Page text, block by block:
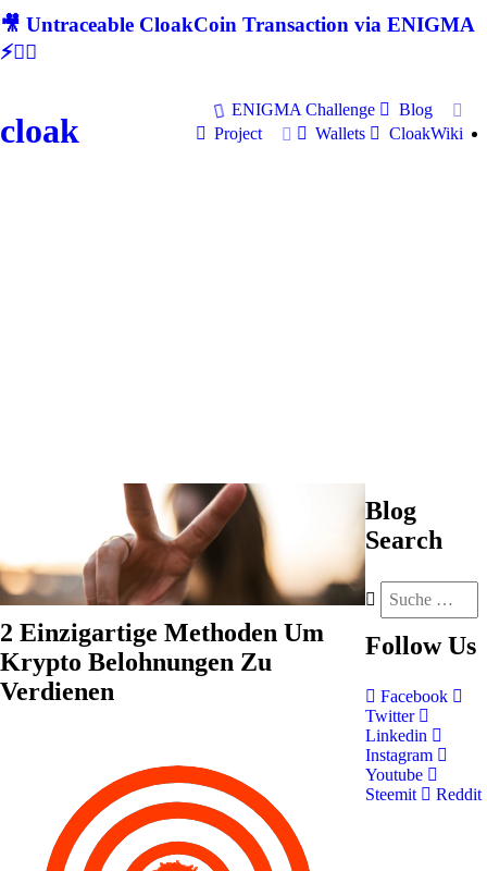
🎥 Untraceable CloakCoin Transaction via ENIGMA
⚡🕵‍♂
cloak
ENIGMA Challenge
Blog
Project
Wallets CloakWiki
2 Einzigartige Methoden Um
Krypto Belohnungen Zu
Verdienen
Blog
Search
Follow Us
Facebook
Twitter
Linkedin
Instagram
Youtube
Steemit
Reddit